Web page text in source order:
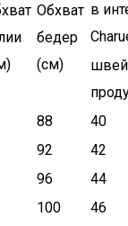
Обхват
бедер
(см)
в
88 40
92 42
96 44
100 46